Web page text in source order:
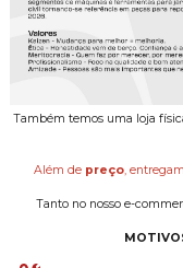
Também temos uma loja
Além de preço,
Tanto no nosso e-